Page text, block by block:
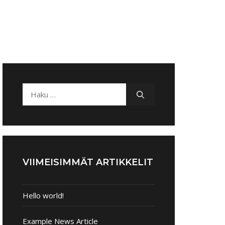
VIIMEISIMMÄT ARTIKKELIT
Hello world!
Example News Article